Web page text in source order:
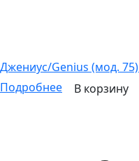
Джениус/Genius (мод. 75)
Подробнее
В корзину